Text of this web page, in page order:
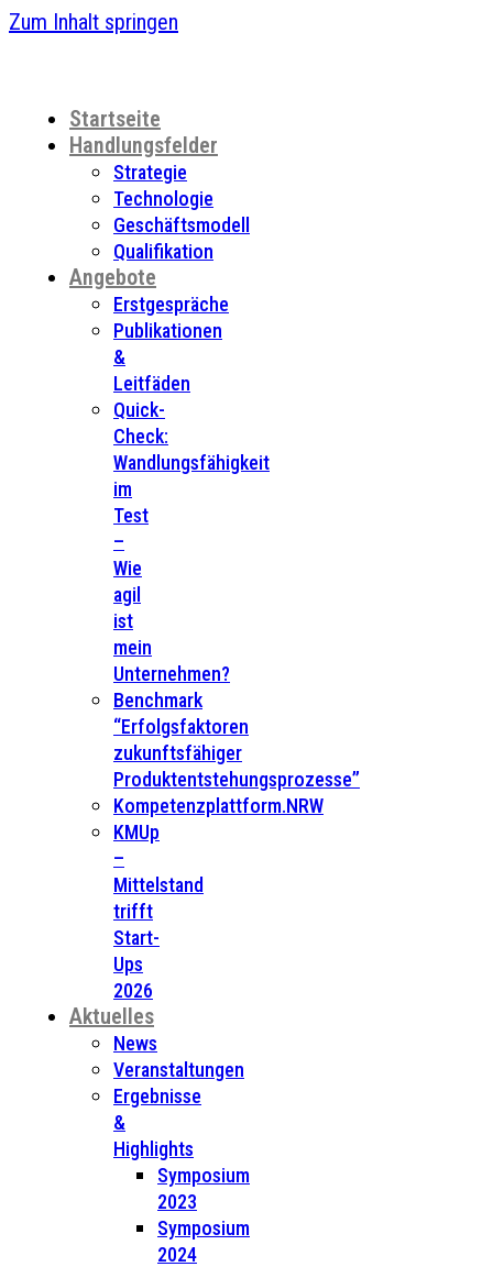
Zum Inhalt springen
Startseite
Handlungsfelder
Strategie
Technologie
Geschäftsmodell
Qualifikation
Angebote
Erstgespräche
Publikationen
&
Leitfäden
Quick-
Check:
Wandlungsfähigkeit
im
Test
–
Wie
agil
ist
mein
Unternehmen?
Benchmark
“Erfolgsfaktoren
zukunftsfähiger
Produktentstehungsprozesse”
Kompetenzplattform.NRW
KMUp
–
Mittelstand
trifft
Start-
Ups
2026
Aktuelles
News
Veranstaltungen
Ergebnisse
&
Highlights
Symposium
2023
Symposium
2024